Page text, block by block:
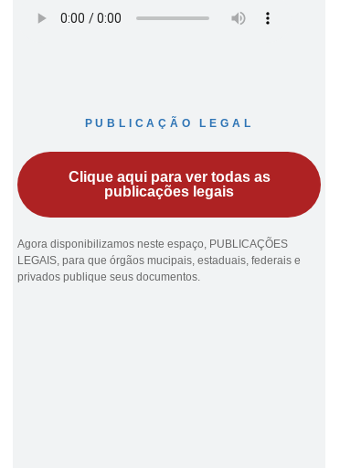
PUBLICAÇÃO LEGAL
Clique aqui para ver todas as
publicações legais
Agora disponibilizamos neste espaço, PUBLICAÇÕES
LEGAIS, para que órgãos mucipais, estaduais, federais e
privados publique seus documentos.